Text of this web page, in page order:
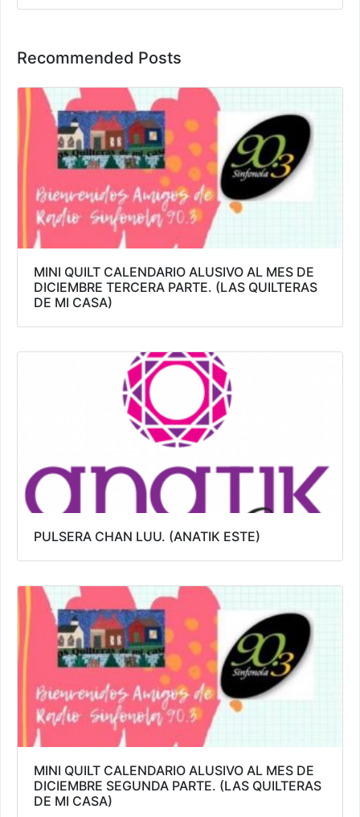
Recommended Posts
MINI QUILT CALENDARIO ALUSIVO AL MES DE
DICIEMBRE TERCERA PARTE. (LAS QUILTERAS
DE MI CASA)
PULSERA CHAN LUU. (ANATIK ESTE)
MINI QUILT CALENDARIO ALUSIVO AL MES DE
DICIEMBRE SEGUNDA PARTE. (LAS QUILTERAS
DE MI CASA)